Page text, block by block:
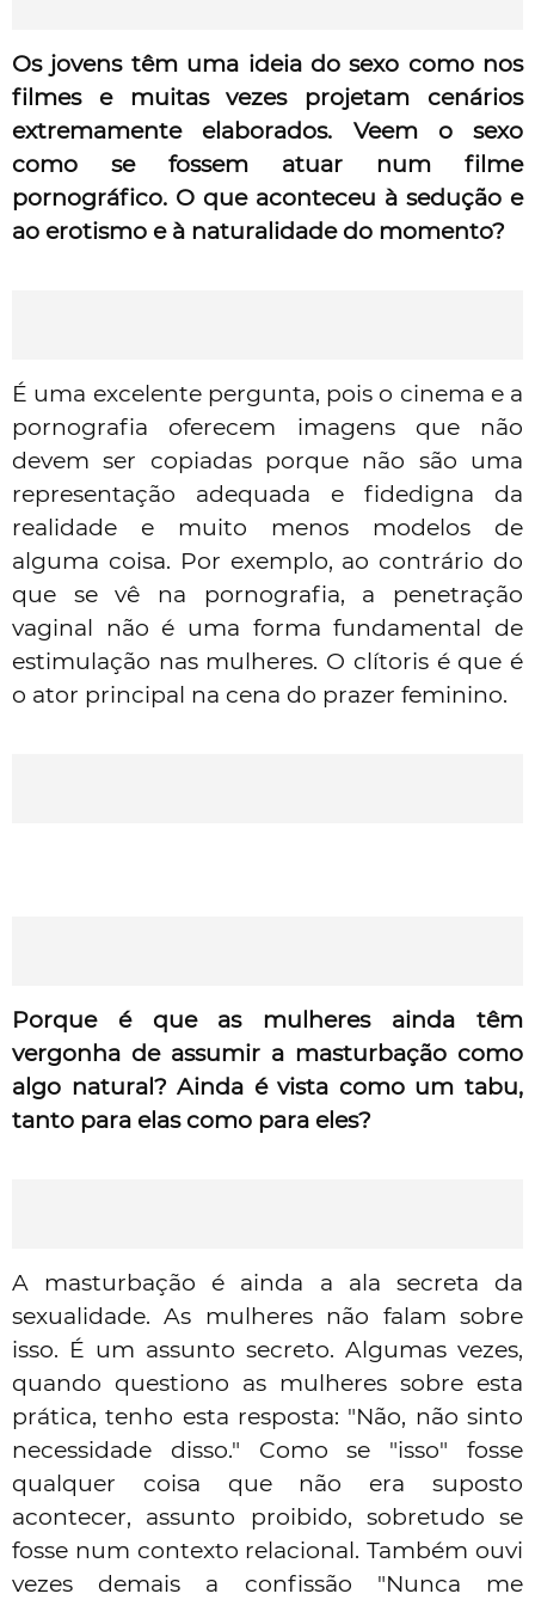
Os jovens têm uma ideia do sexo como nos
filmes e muitas vezes projetam cenários
extremamente elaborados. Veem o sexo
como se fossem atuar num filme
pornográfico. O que aconteceu à sedução e
ao erotismo e à naturalidade do momento?
É uma excelente pergunta, pois o cinema e a
pornografia oferecem imagens que não
devem ser copiadas porque não são uma
representação adequada e fidedigna da
realidade e muito menos modelos de
alguma coisa. Por exemplo, ao contrário do
que se vê na pornografia, a penetração
vaginal não é uma forma fundamental de
estimulação nas mulheres. O clítoris é que é
o ator principal na cena do prazer feminino.
Porque é que as mulheres ainda têm
vergonha de assumir a masturbação como
algo natural? Ainda é vista como um tabu,
tanto para elas como para eles?
A masturbação é ainda a ala secreta da
sexualidade. As mulheres não falam sobre
isso. É um assunto secreto. Algumas vezes,
quando questiono as mulheres sobre esta
prática, tenho esta resposta: "Não, não sinto
necessidade disso." Como se "isso" fosse
qualquer coisa que não era suposto
acontecer, assunto proibido, sobretudo se
fosse num contexto relacional. Também ouvi
vezes demais a confissão "Nunca me